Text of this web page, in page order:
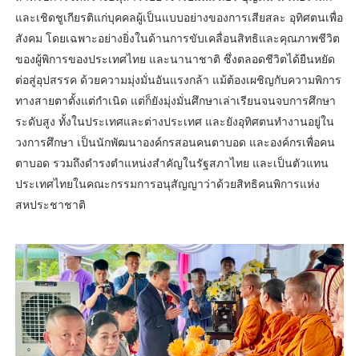
และเชิดชูเกียรติแก่บุคคลผู้เป็นแบบอย่างของการเสียสละ อุทิศตนเพื่อ
สังคม โดยเฉพาะอย่างยิ่งในด้านการขับเคลื่อนสิทธิและคุณภาพชีวิต
ของผู้พิการของประเทศไทย และนานาชาติ ซึ่งตลอดชีวิตได้ยืนหยัด
ต่อสู่อุปสรรค ด้วยความมุ่งมั่นอันแรงกล้า แม้ต้องเผชิญกับความพิการ
ทางสายตาตั้งแต่กำเนิด แต่ก็ยังมุ่งมั่นศึกษาเล่าเรียนจนจบการศึกษา
ระดับสูง ทั้งในประเทศและต่างประเทศ และยังอุทิศตนทำงานอยู่ใน
วงการศึกษา เป็นนักพัฒนาองค์กรสอนคนตาบอด และองค์กรเพื่อคน
ตาบอด รวมถึงดำรงตำแหน่งสำคัญในรัฐสภาไทย และเป็นตัวแทน
ประเทศไทยในคณะกรรมการอนุสัญญาว่าด้วยสิทธิคนพิการแห่ง
สหประชาชาติ